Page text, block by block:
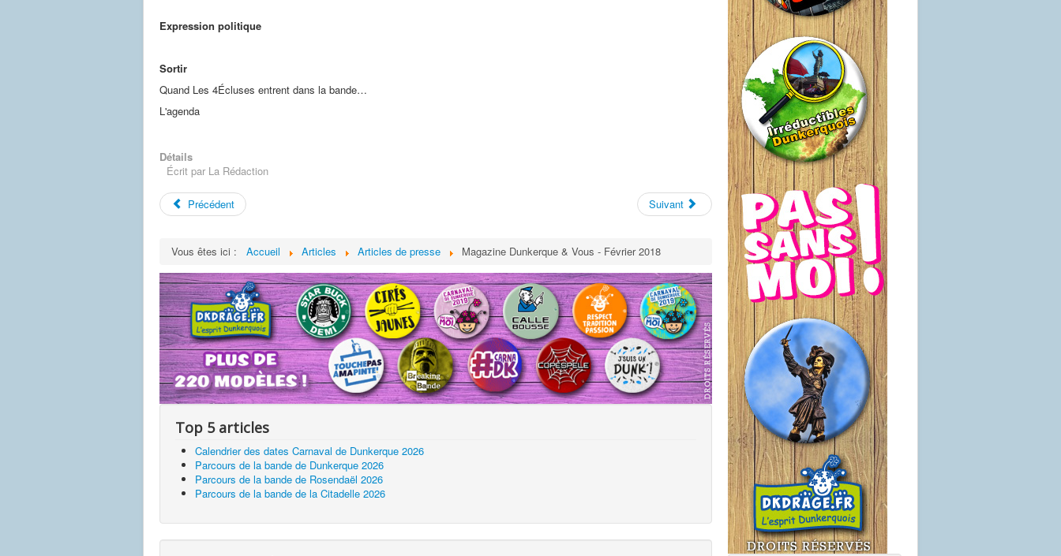
Expression politique
Sortir
Quand Les 4Écluses entrent dans la bande…
L'agenda
Détails
Écrit par La Rédaction
Précédent Suivant
Vous êtes ici : Accueil Articles Articles de presse Magazine Dunkerque & Vous - Février 2018
Top 5 articles
Calendrier des dates Carnaval de Dunkerque 2026
Parcours de la bande de Dunkerque 2026
Parcours de la bande de Rosendaël 2026
Parcours de la bande de la Citadelle 2026